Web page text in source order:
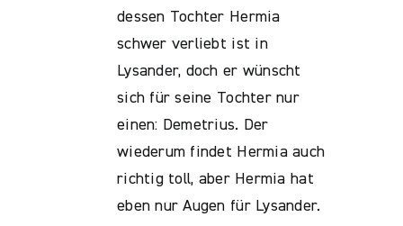
dessen Tochter Hermia
schwer verliebt ist in
Lysander, doch er wünscht
sich für seine Tochter nur
einen: Demetrius. Der
wiederum findet Hermia auch
richtig toll, aber Hermia hat
eben nur Augen für Lysander.